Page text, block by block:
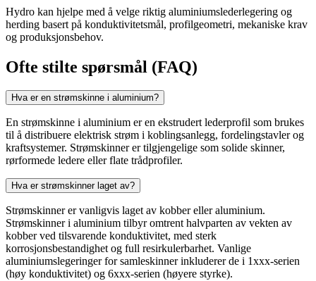
Hydro kan hjelpe med å velge riktig aluminiumslederlegering og
herding basert på konduktivitetsmål, profilgeometri, mekaniske krav
og produksjonsbehov.
Ofte stilte spørsmål (FAQ)
Hva er en strømskinne i aluminium?
En strømskinne i aluminium er en ekstrudert lederprofil som brukes
til å distribuere elektrisk strøm i koblingsanlegg, fordelingstavler og
kraftsystemer. Strømskinner er tilgjengelige som solide skinner,
rørformede ledere eller flate trådprofiler.
Hva er strømskinner laget av?
Strømskinner er vanligvis laget av kobber eller aluminium.
Strømskinner i aluminium tilbyr omtrent halvparten av vekten av
kobber ved tilsvarende konduktivitet, med sterk
korrosjonsbestandighet og full resirkulerbarhet. Vanlige
aluminiumslegeringer for samleskinner inkluderer de i 1xxx-serien
(høy konduktivitet) og 6xxx-serien (høyere styrke).